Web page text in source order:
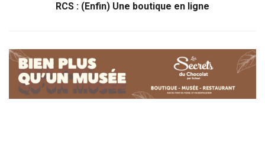
RCS : (Enfin) Une boutique en ligne